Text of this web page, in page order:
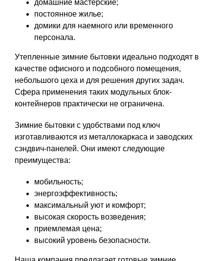
домашние мастерские;
постоянное жилье;
домики для наемного или временного
персонала.
Утепленные зимние бытовки идеально подходят в
качестве офисного и подсобного помещения,
небольшого цеха и для решения других задач.
Сфера применения таких модульных блок-
контейнеров практически не ограничена.
Зимние бытовки с удобствами под ключ
изготавливаются из металлокаркаса и заводских
сэндвич-панелей. Они имеют следующие
преимущества:
мобильность;
энергоэффективность;
максимальный уют и комфорт;
высокая скорость возведения;
приемлемая цена;
высокий уровень безопасности.